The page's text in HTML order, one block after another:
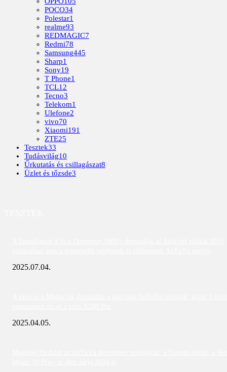
POCO34
Polestar1
realme93
REDMAGIC7
Redmi78
Samsung445
Sharp1
Sony19
T Phone1
TCL12
Tecno3
Telekom1
Ulefone2
vivo70
Xiaomi191
ZTE25
Tesztek33
Tudásvilág10
Űrkutatás és csillagászat8
Üzlet és tőzsde3
2025.07.04.
2025.04.05.